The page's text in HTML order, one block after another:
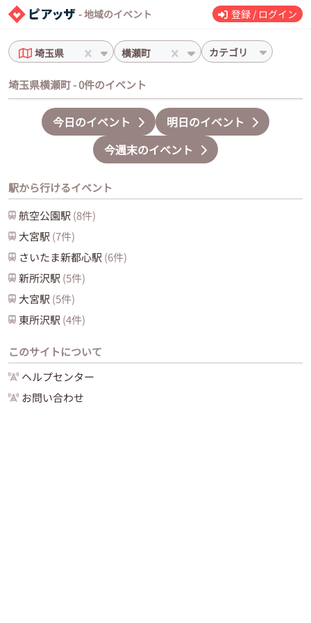
- 地域のイベント 登録 / ログイン
埼玉県 横瀬町 カテゴリ
埼玉県横瀬町 - 0件のイベント
今日のイベント
明日のイベント
今週末のイベント
駅から行けるイベント
航空公園駅 (8件)
大宮駅 (7件)
さいたま新都心駅 (6件)
新所沢駅 (5件)
大宮駅 (5件)
東所沢駅 (4件)
このサイトについて
ヘルプセンター
お問い合わせ